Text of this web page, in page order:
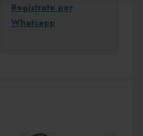
Regístrate por
Whatsapp